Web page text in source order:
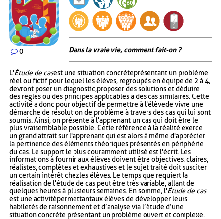
0 Dans la vraie vie, comment fait-on ?
L'Étude de casest une situation concrète présentant un problème
réel ou fictif pour lequel les élèves, regroupés en équipe de 2 à 4,
devront poser un diagnostic, proposer des solutions et déduire
des règles ou des principes applicables à des cas similaires. Cette
activité a donc pour objectif de permettre à l'élève de vivre une
démarche de résolution de problème à travers des cas qui lui sont
soumis. Ainsi, on présente à l'apprenant un cas qui doit être le
plus vraisemblable possible. Cette référence à la réalité exerce
un grand attrait sur l'apprenant qui est alors à même d'apprécier
la pertinence des éléments théoriques présentés en périphérie
du cas. Le support le plus couramment utilisé est l'écrit. Les
informations à fournir aux élèves doivent être objectives, claires,
réalistes, complètes et exhaustives et le sujet traité doit susciter
un certain intérêt chez les élèves. Le temps que requiert la
réalisation de l'étude de cas peut être très variable, allant de
quelques heures à plusieurs semaines. En somme, l'Étude de cas
est une activité permettant aux élèves de développer leurs
habiletés de raisonnement et d’analyse via l’étude d’une
situation concrète présentant un problème ouvert et complexe.